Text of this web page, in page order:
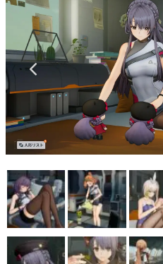
なんでゲームは面
ゲーム開発者・
具体的な形から解き
です。
ゲームが変えた
「経験値」「裏技」
の起源や用法の変遷
イニーP氏が徹底調査
カテゴリ
マンガ
女性向け
アプリレビュー